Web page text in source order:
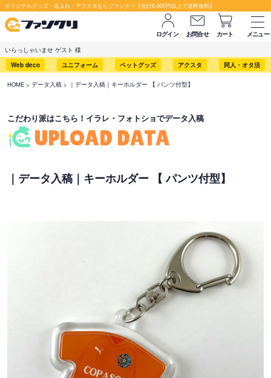
オリジナルグッズ・名入れ・アクスタならファンクリ【合計6,600円以上で送料無料】
ログイン お問合せ カート
メニュー
いらっしゃいませ ゲスト 様
Web deco
ユニフォーム ペットグッズ アクスタ 同人・オタ活
HOME データ入稿 ｜データ入稿｜キーホルダー 【 パンツ付型】
こだわり派はこちら！イラレ・フォトショでデータ入稿
UPLOAD DATA
｜データ入稿｜キーホルダー 【 パンツ付型】